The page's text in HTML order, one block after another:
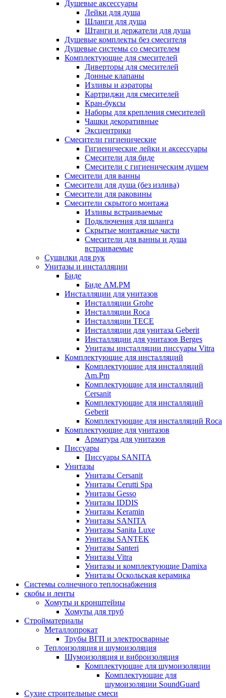
Душевые аксессуары
Лейки для душа
Шланги для душа
Штанги и держатели для душа
Душевые комплекты без смесителя
Душевые системы со смесителем
Комплектующие для смесителей
Диверторы для смесителей
Донные клапаны
Изливы и аэраторы
Картриджи для смесителей
Кран-буксы
Наборы для крепления смесителей
Чашки декоративные
Эксцентрики
Смесители гигиенические
Гигиенические лейки и аксессуары
Смесители для биде
Смесители с гигиеническим душем
Смесители для ванны
Смесители для душа (без излива)
Смесители для раковины
Смесители скрытого монтажа
Изливы встраиваемые
Подключения для шланга
Скрытые монтажные части
Смесители для ванны и душа
встраиваемые
Сушилки для рук
Унитазы и инсталляции
Биде
Биде AM.PM
Инсталляции для унитазов
Инсталляции Grohe
Инсталляции Roca
Инсталляции TECE
Инсталляции для унитаза Geberit
Инсталляции для унитазов Berges
Унитазы инсталляции писсуары Vitra
Комплектующие для инсталляций
Комплектующие для инсталляций
Am.Pm
Комплектующие для инсталляций
Cersanit
Комплектующие для инсталляций
Geberit
Комплектующие для инсталляций Roca
Комплектующие для унитазов
Арматура для унитазов
Писсуары
Писсуары SANITA
Унитазы
Унитазы Cersanit
Унитазы Cerutti Spa
Унитазы Gesso
Унитазы IDDIS
Унитазы Keramin
Унитазы SANITA
Унитазы Sanita Luxe
Унитазы SANTEK
Унитазы Santeri
Унитазы Vitra
Унитазы и комплектующие Damixa
Унитазы Оскольская керамика
Системы солнечного теплоснабжения
скобы и ленты
Хомуты и кронштейны
Хомуты для труб
Стройматериалы
Металлопрокат
Трубы ВГП и электросварные
Теплоизоляция и шумоизоляция
Шумоизоляция и виброизоляция
Комплектующие для шумоизоляции
Комплектующие для
шумоизоляции SoundGuard
Сухие строительные смеси